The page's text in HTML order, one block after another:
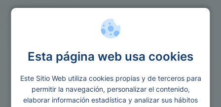
Esta página web usa cookies
Este Sitio Web utiliza cookies propias y de terceros para
permitir la navegación, personalizar el contenido,
elaborar información estadística y analizar sus hábitos
Nuda propiedad que es como funciona y
como puede beneficiarte
Redactado por Ana
Editado y revisado por